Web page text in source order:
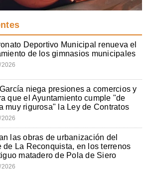
Deportivo Municipal renueva el
de los gimnasios municipales
niega presiones a comercios y
que el Ayuntamiento cumple "de
muy rigurosa" la Ley de Contratos
las obras de urbanización del
de La Reconquista, en los terrenos
matadero de Pola de Siero